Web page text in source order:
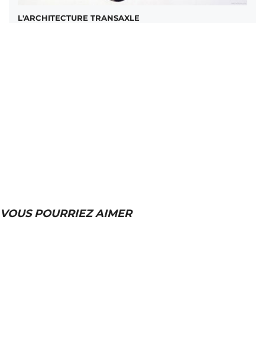
L'ARCHITECTURE TRANSAXLE
VOUS POURRIEZ AIMER